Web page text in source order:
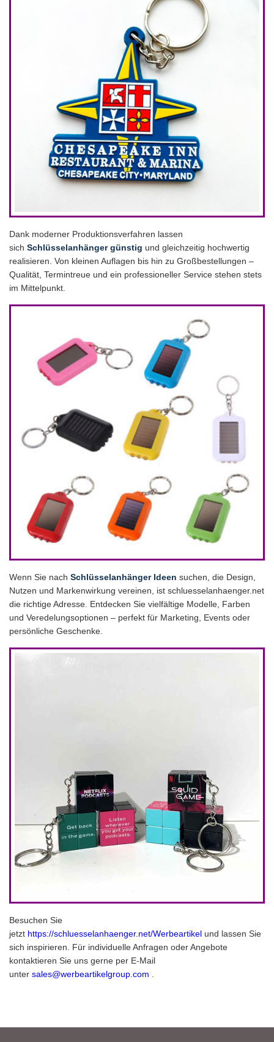
Dank moderner Produktionsverfahren lassen
sich Schlüsselanhänger günstig und gleichzeitig hochwertig
realisieren. Von kleinen Auflagen bis hin zu Großbestellungen –
Qualität, Termintreue und ein professioneller Service stehen stets
im Mittelpunkt.
Wenn Sie nach Schlüsselanhänger Ideen suchen, die Design,
Nutzen und Markenwirkung vereinen, ist schluesselanhaenger.net
die richtige Adresse. Entdecken Sie vielfältige Modelle, Farben
und Veredelungsoptionen – perfekt für Marketing, Events oder
persönliche Geschenke.
Besuchen Sie
jetzt https://schluesselanhaenger.net/Werbeartikel und lassen Sie
sich inspirieren. Für individuelle Anfragen oder Angebote
kontaktieren Sie uns gerne per E-Mail
unter sales@werbeartikelgroup.com